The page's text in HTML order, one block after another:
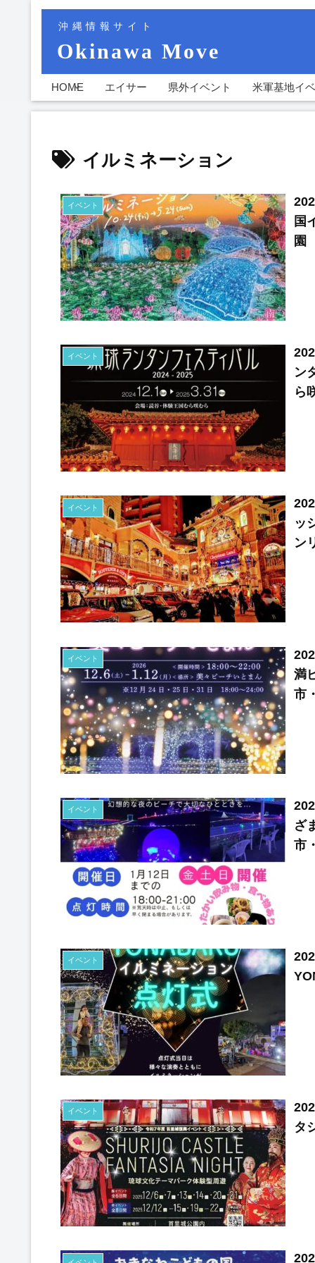
沖縄情報サイト
Okinawa Move
HOME エイサー 県外イベント 米軍基地イ
イルミネーション
イベント
国
園
イベント
ン
ら
イベント
ッ
ン
イベント
満
市
イベント
ざ
市
イベント
イベント
タ